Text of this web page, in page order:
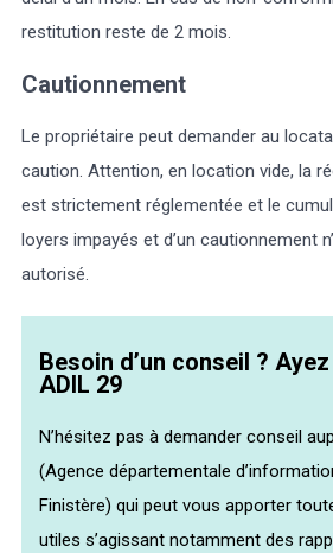
restitution reste de 2 mois.
Cautionnement
Le propriétaire peut demander au
caution. Attention, en location vide, la
est strictement réglementée et le cumul
loyers impayés et d’un cautionnement
autorisé.
Besoin d’un conseil ?
ADIL 29
N’hésitez pas à demander conseil
(Agence départementale
Finistère) qui peut vous apporter
utiles s’agissant notamment des